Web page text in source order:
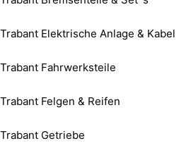
Trabant Elektrische Anlage & Kabel
Trabant Fahrwerksteile
Trabant Felgen & Reifen
Trabant Getriebe